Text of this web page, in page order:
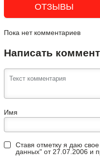
ОТЗЫВЫ
Пока нет комментариев
Написать
Имя
Ставя отметку я даю
данных" от 27.07.2006 и